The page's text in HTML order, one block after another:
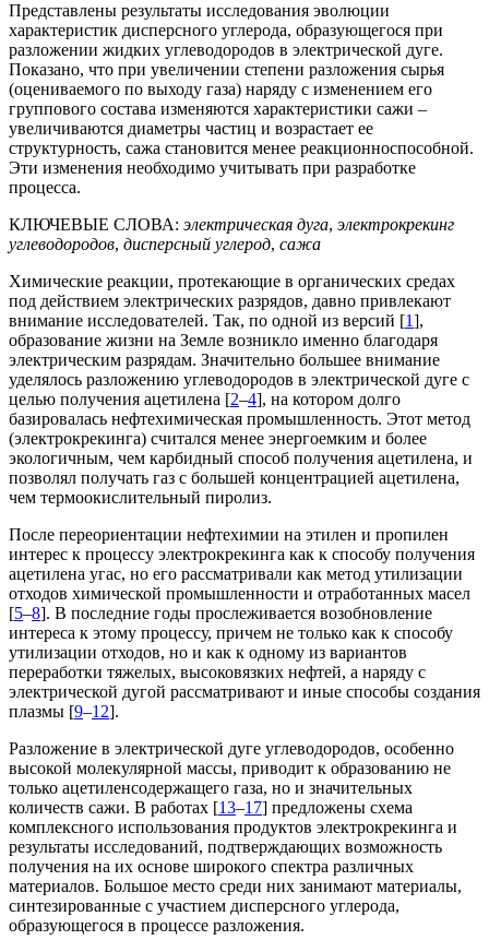
Представлены результаты исследования эволюции
характеристик дисперсного углерода, образующегося при
разложении жидких углеводородов в электрической дуге.
Показано, что при увеличении степени разложения сырья
(оцениваемого по выходу газа) наряду с изменением его
группового состава изменяются характеристики сажи –
увеличиваются диаметры частиц и возрастает ее
структурность, сажа становится менее реакционноспособной.
Эти изменения необходимо учитывать при разработке
процесса.
КЛЮЧЕВЫЕ СЛОВА: электрическая дуга, электрокрекинг
углеводородов, дисперсный углерод, сажа
Химические реакции, протекающие в органических средах
под действием электрических разрядов, давно привлекают
внимание исследователей. Так, по одной из версий [1],
образование жизни на Земле возникло именно благодаря
электрическим разрядам. Значительно большее внимание
уделялось разложению углеводородов в электрической дуге с
целью получения ацетилена [2–4], на котором долго
базировалась нефтехимическая промышленность. Этот метод
(электрокрекинга) считался менее энергоемким и более
экологичным, чем карбидный способ получения ацетилена, и
позволял получать газ с большей концентрацией ацетилена,
чем термоокислительный пиролиз.
После переориентации нефтехимии на этилен и пропилен
интерес к процессу электрокрекинга как к способу получения
ацетилена угас, но его рассматривали как метод утилизации
отходов химической промышленности и отработанных масел
[5–8]. В последние годы прослеживается возобновление
интереса к этому процессу, причем не только как к способу
утилизации отходов, но и как к одному из вариантов
переработки тяжелых, высоковязких нефтей, а наряду с
электрической дугой рассматривают и иные способы создания
плазмы [9–12].
Разложение в электрической дуге углеводородов, особенно
высокой молекулярной массы, приводит к образованию не
только ацетиленсодержащего газа, но и значительных
количеств сажи. В работах [13–17] предложены схема
комплексного использования продуктов электрокрекинга и
результаты исследований, подтверждающих возможность
получения на их основе широкого спектра различных
материалов. Большое место среди них занимают материалы,
синтезированные с участием дисперсного углерода,
образующегося в процессе разложения.